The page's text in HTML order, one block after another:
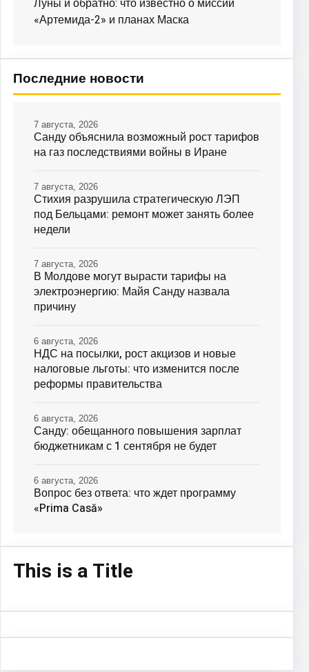
Луны и обратно: что известно о миссии
«Артемида-2» и планах Маска
Последние новости
Санду объяснила возможный рост тарифов
на газ последствиями войны в Иране
7 августа, 2026
Стихия разрушила стратегическую ЛЭП
под Бельцами: ремонт может занять более
недели
7 августа, 2026
В Молдове могут вырасти тарифы на
электроэнергию: Майя Санду назвала
причину
7 августа, 2026
НДС на посылки, рост акцизов и новые
налоговые льготы: что изменится после
реформы правительства
6 августа, 2026
Санду: обещанного повышения зарплат
бюджетникам с 1 сентября не будет
6 августа, 2026
Вопрос без ответа: что ждет программу
«Prima Casă»
6 августа, 2026
This is a Title